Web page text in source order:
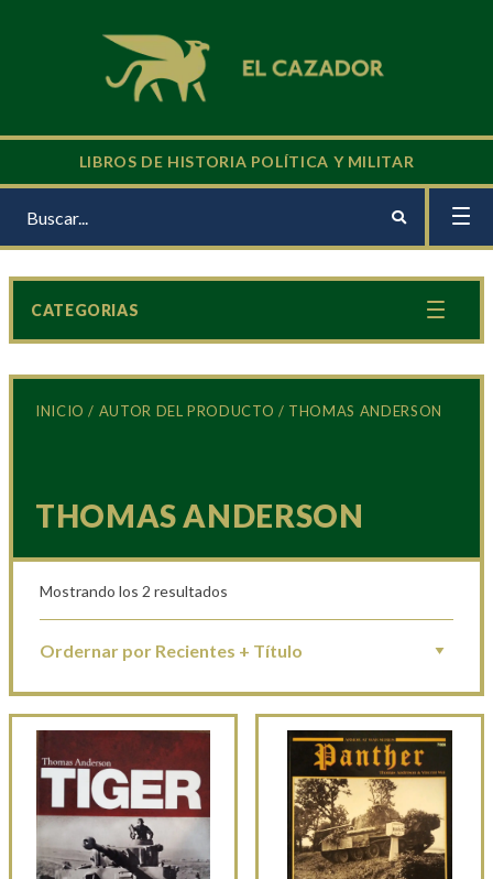
LIBROS DE HISTORIA POLÍTICA Y MILITAR
INICIO / AUTOR DEL PRODUCTO / THOMAS ANDERSON
THOMAS ANDERSON
Mostrando los 2 resultados
CATEGORIAS